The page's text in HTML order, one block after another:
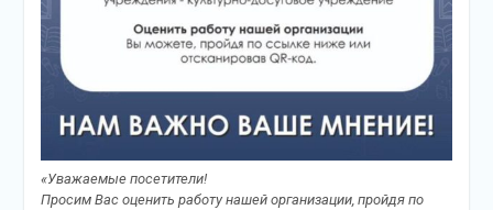
«Уважаемые посетители!
Просим Вас оценить работу нашей организации, пройдя по